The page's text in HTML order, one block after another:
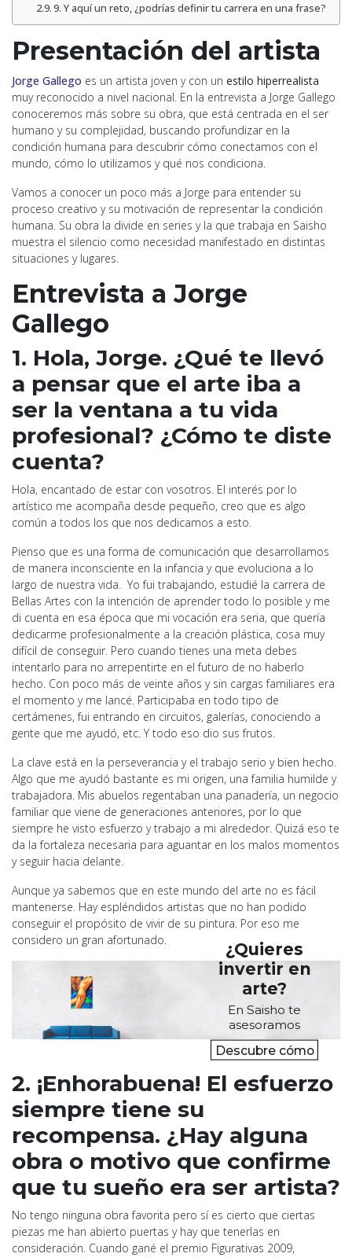
9. Y aquí un reto, ¿podrías definir tu carrera en una frase?
Presentación del artista
Jorge Gallego es un artista joven y con un estilo hiperrealista
muy reconocido a nivel nacional. En la entrevista a Jorge Gallego
conoceremos más sobre su obra, que está centrada en el ser
humano y su complejidad, buscando profundizar en la
condición humana para descubrir cómo conectamos con el
mundo, cómo lo utilizamos y qué nos condiciona.
Vamos a conocer un poco más a Jorge para entender su
proceso creativo y su motivación de representar la condición
humana. Su obra la divide en series y la que trabaja en Saisho
muestra el silencio como necesidad manifestado en distintas
situaciones y lugares.
Entrevista a Jorge
Gallego
1. Hola, Jorge. ¿Qué te llevó
a pensar que el arte iba a
ser la ventana a tu vida
profesional? ¿Cómo te diste
cuenta?
Hola, encantado de estar con vosotros. El interés por lo
artístico me acompaña desde pequeño, creo que es algo
común a todos los que nos dedicamos a esto.
Pienso que es una forma de comunicación que desarrollamos
de manera inconsciente en la infancia y que evoluciona a lo
largo de nuestra vida. Yo fui trabajando, estudié la carrera de
Bellas Artes con la intención de aprender todo lo posible y me
di cuenta en esa época que mi vocación era seria, que quería
dedicarme profesionalmente a la creación plástica, cosa muy
difícil de conseguir. Pero cuando tienes una meta debes
intentarlo para no arrepentirte en el futuro de no haberlo
hecho. Con poco más de veinte años y sin cargas familiares era
el momento y me lancé. Participaba en todo tipo de
certámenes, fui entrando en circuitos, galerías, conociendo a
gente que me ayudó, etc. Y todo eso dio sus frutos.
La clave está en la perseverancia y el trabajo serio y bien hecho.
Algo que me ayudó bastante es mi origen, una familia humilde y
trabajadora. Mis abuelos regentaban una panadería, un negocio
familiar que viene de generaciones anteriores, por lo que
siempre he visto esfuerzo y trabajo a mi alrededor. Quizá eso te
da la fortaleza necesaria para aguantar en los malos momentos
y seguir hacia delante.
Aunque ya sabemos que en este mundo del arte no es fácil
mantenerse. Hay espléndidos artistas que no han podido
conseguir el propósito de vivir de su pintura. Por eso me
considero un gran afortunado.
¿Quieres
invertir en
arte?
En Saisho te
asesoramos
Descubre cómo
2. ¡Enhorabuena! El esfuerzo
siempre tiene su
recompensa. ¿Hay alguna
obra o motivo que confirme
que tu sueño era ser artista?
No tengo ninguna obra favorita pero sí es cierto que ciertas
piezas me han abierto puertas y hay que tenerlas en
consideración. Cuando gané el premio Figurativas 2009,